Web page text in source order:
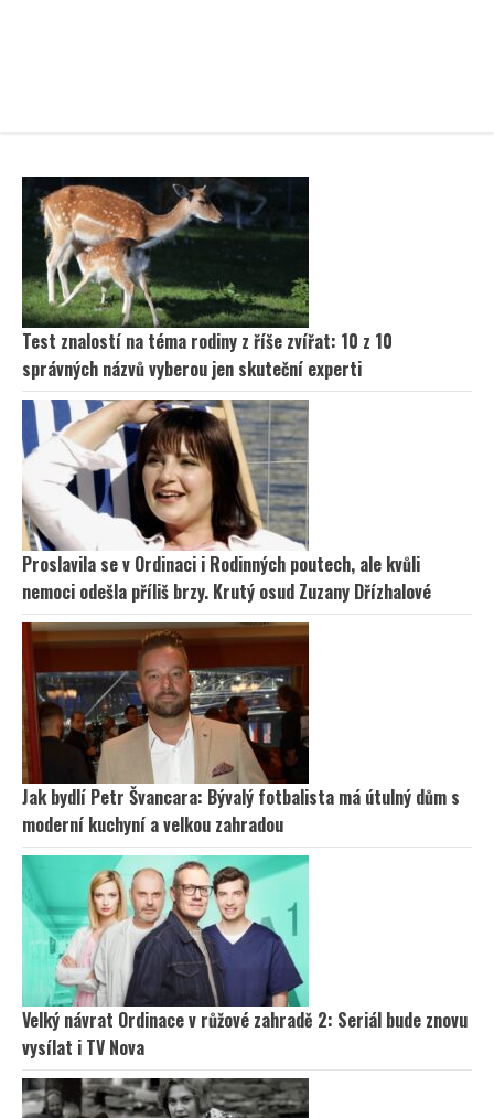
Test znalostí na téma rodiny z říše zvířat: 10 z 10
správných názvů vyberou jen skuteční experti
Proslavila se v Ordinaci i Rodinných poutech, ale kvůli
nemoci odešla příliš brzy. Krutý osud Zuzany Dřízhalové
Jak bydlí Petr Švancara: Bývalý fotbalista má útulný dům s
moderní kuchyní a velkou zahradou
Velký návrat Ordinace v růžové zahradě 2: Seriál bude znovu
vysílat i TV Nova